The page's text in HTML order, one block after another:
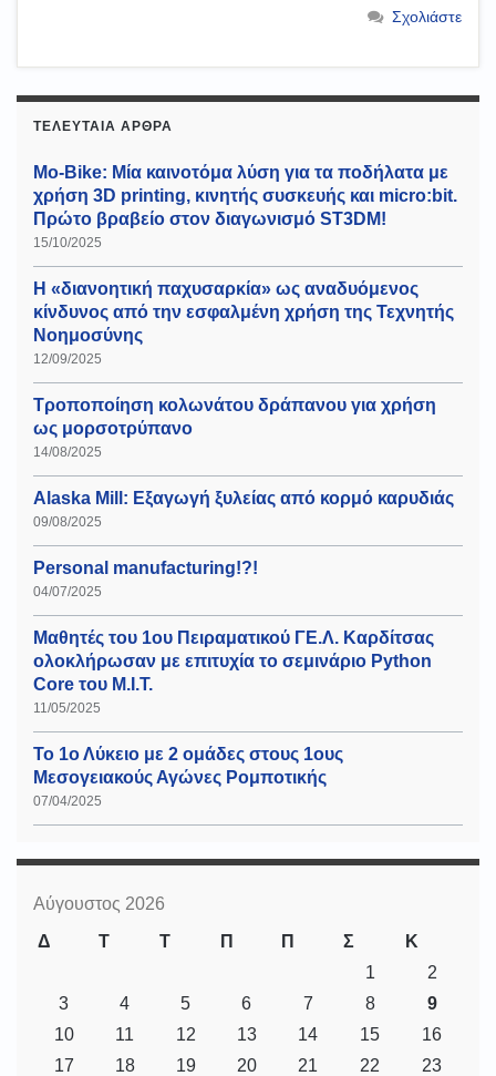
Σχολιάστε
ΤΕΛΕΥΤΑΊΑ ΆΡΘΡΑ
Mo-Bike: Μία καινοτόμα λύση για τα ποδήλατα με
χρήση 3D printing, κινητής συσκευής και micro:bit.
Πρώτο βραβείο στον διαγωνισμό ST3DM!
15/10/2025
Η «διανοητική παχυσαρκία» ως αναδυόμενος
κίνδυνος από την εσφαλμένη χρήση της Τεχνητής
Νοημοσύνης
12/09/2025
Τροποποίηση κολωνάτου δράπανου για χρήση
ως μορσοτρύπανο
14/08/2025
Alaska Mill: Εξαγωγή ξυλείας από κορμό καρυδιάς
09/08/2025
Personal manufacturing!?!
04/07/2025
Μαθητές του 1ου Πειραματικού ΓΕ.Λ. Καρδίτσας
ολοκλήρωσαν με επιτυχία το σεμινάριο Python
Core του Μ.Ι.Τ.
11/05/2025
Το 1ο Λύκειο με 2 ομάδες στους 1ους
Μεσογειακούς Αγώνες Ρομποτικής
07/04/2025
Αύγουστος 2026
Δ
Τ Τ Π Π Σ
Κ
1
2
3
4 5 6 7 8
9
10
11 12 13 14 15
16
17
18 19 20 21 22
23